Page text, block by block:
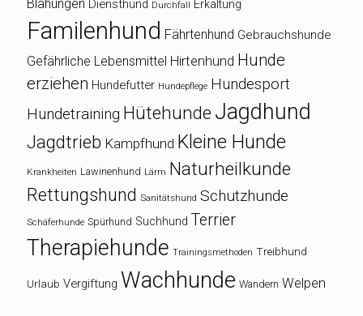
Blähungen Diensthund Durchfall Erkältung
Familenhund Fährtenhund Gebrauchshunde
Gefährliche Lebensmittel Hirtenhund Hunde
erziehen Hundefutter Hundepflege Hundesport
Hundetraining Hütehunde Jagdhund
Jagdtrieb Kampfhund Kleine Hunde
Krankheiten Lawinenhund Lärm Naturheilkunde
Rettungshund Sanitätshund Schutzhunde
Schäferhunde Spürhund Suchhund Terrier
Therapiehunde Trainingsmethoden Treibhund
Urlaub Vergiftung Wachhunde Wandern Welpen